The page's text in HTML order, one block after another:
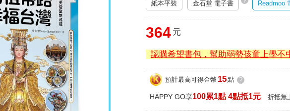
紙本平裝 金石堂 電子書 Readmoo
364 元
認購希望書包，幫助弱勢孩童上學不
預計最高可得金幣 15點 ?
HAPPY GO享100累1點 4點抵1元 折抵無